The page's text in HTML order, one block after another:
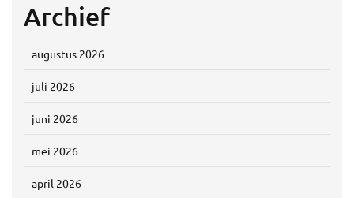
Archief
augustus 2026
juli 2026
juni 2026
mei 2026
april 2026